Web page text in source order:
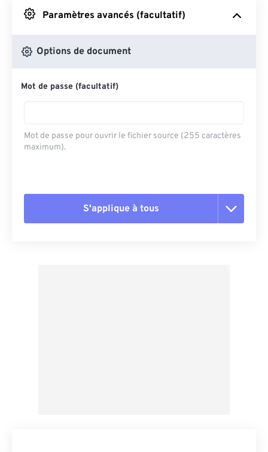
Depuis Google Drive
Depuis OneDrive
Depuis l'URL
Paramètres avancés (facultatif)
Options de document
Mot de passe (facultatif)
Mot de passe pour ouvrir le fichier source (255 caractères
maximum).
S'applique à tous